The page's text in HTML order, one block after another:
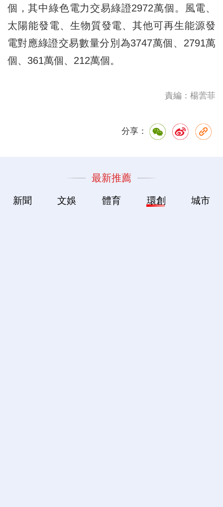
個，其中綠色電力交易綠證2972萬個。風電、
太陽能發電、生物質發電、其他可再生能源發
電對應綠證交易數量分別為3747萬個、2791萬
個、361萬個、212萬個。
責編：楊蕓菲
分享：
最新推薦
新聞 文娛 體育 環創 城市